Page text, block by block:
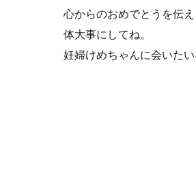
心からのおめでとうを伝
体大事にしてね。
妊婦けめちゃんに会いた